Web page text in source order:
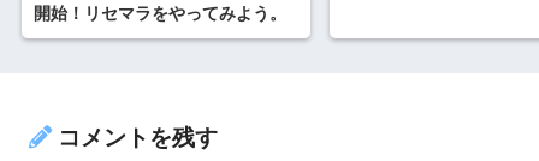
開始！リセマラをやってみよう。
コメントを残す